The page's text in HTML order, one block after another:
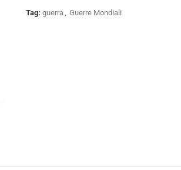
Tag: guerra Guerre Mondiali